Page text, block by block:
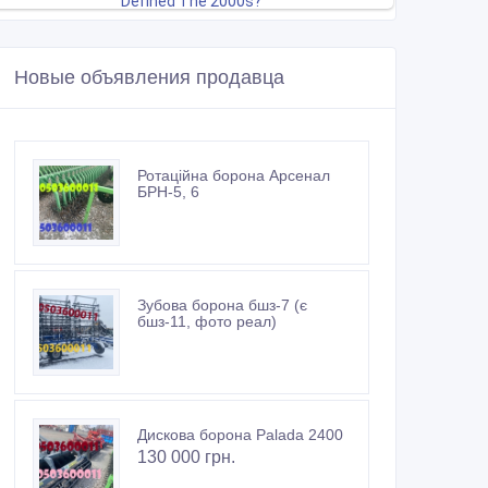
Новые объявления продавца
Ротаційна борона Арсенал
БРН-5, 6
Зубова борона бшз-7 (є
бшз-11, фото реал)
Дискова борона Palada 2400
130 000 грн.